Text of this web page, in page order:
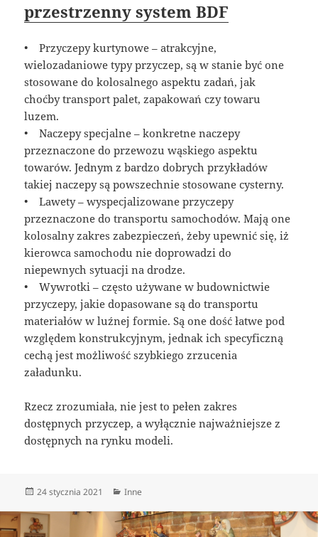
przestrzenny system BDF
• Przyczepy kurtynowe – atrakcyjne,
wielozadaniowe typy przyczep, są w stanie być one
stosowane do kolosalnego aspektu zadań, jak
choćby transport palet, zapakowań czy towaru
luzem.
• Naczepy specjalne – konkretne naczepy
przeznaczone do przewozu wąskiego aspektu
towarów. Jednym z bardzo dobrych przykładów
takiej naczepy są powszechnie stosowane cysterny.
• Lawety – wyspecjalizowane przyczepy
przeznaczone do transportu samochodów. Mają one
kolosalny zakres zabezpieczeń, żeby upewnić się, iż
kierowca samochodu nie doprowadzi do
niepewnych sytuacji na drodze.
• Wywrotki – często używane w budownictwie
przyczepy, jakie dopasowane są do transportu
materiałów w luźnej formie. Są one dość łatwe pod
względem konstrukcyjnym, jednak ich specyficzną
cechą jest możliwość szybkiego zrzucenia
załadunku.
Rzecz zrozumiała, nie jest to pełen zakres
dostępnych przyczep, a wyłącznie najważniejsze z
dostępnych na rynku modeli.
Data
24 stycznia 2021 Kategorie
Inne